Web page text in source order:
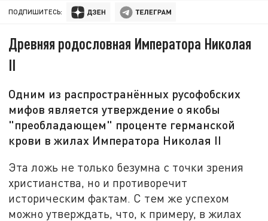
ПОДПИШИТЕСЬ:
Древняя родословная Императора Николая
II
Одним из распространённых русофобских
мифов является утверждение о якобы
"преобладающем" проценте германской
крови в жилах Императора Николая II
Эта ложь не только безумна с точки зрения
христианства, но и противоречит
историческим фактам. С тем же успехом
можно утверждать, что, к примеру, в жилах